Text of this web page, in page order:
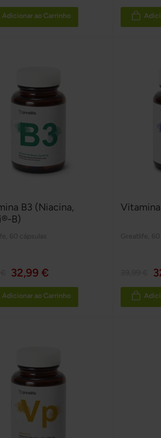
Adicionar ao Carrinho
B3 (Niacina,
B)
60 cápsulas
32,99 €
Adicionar ao Carrinho
Greatlife 60